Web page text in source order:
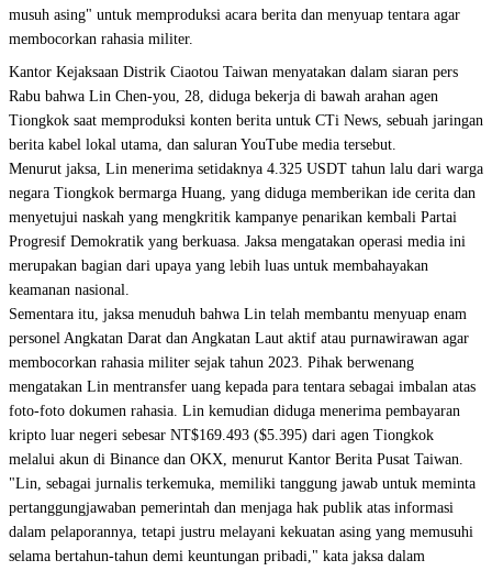
musuh asing" untuk memproduksi acara berita dan menyuap tentara agar
membocorkan rahasia militer.
Kantor Kejaksaan Distrik Ciaotou Taiwan menyatakan dalam siaran pers
Rabu bahwa Lin Chen-you, 28, diduga bekerja di bawah arahan agen
Tiongkok saat memproduksi konten berita untuk CTi News, sebuah jaringan
berita kabel lokal utama, dan saluran YouTube media tersebut.
Menurut jaksa, Lin menerima setidaknya 4.325 USDT tahun lalu dari warga
negara Tiongkok bermarga Huang, yang diduga memberikan ide cerita dan
menyetujui naskah yang mengkritik kampanye penarikan kembali Partai
Progresif Demokratik yang berkuasa. Jaksa mengatakan operasi media ini
merupakan bagian dari upaya yang lebih luas untuk membahayakan
keamanan nasional.
Sementara itu, jaksa menuduh bahwa Lin telah membantu menyuap enam
personel Angkatan Darat dan Angkatan Laut aktif atau purnawirawan agar
membocorkan rahasia militer sejak tahun 2023. Pihak berwenang
mengatakan Lin mentransfer uang kepada para tentara sebagai imbalan atas
foto-foto dokumen rahasia. Lin kemudian diduga menerima pembayaran
kripto luar negeri sebesar NT$169.493 ($5.395) dari agen Tiongkok
melalui akun di Binance dan OKX, menurut Kantor Berita Pusat Taiwan.
"Lin, sebagai jurnalis terkemuka, memiliki tanggung jawab untuk meminta
pertanggungjawaban pemerintah dan menjaga hak publik atas informasi
dalam pelaporannya, tetapi justru melayani kekuatan asing yang memusuhi
selama bertahun-tahun demi keuntungan pribadi," kata jaksa dalam